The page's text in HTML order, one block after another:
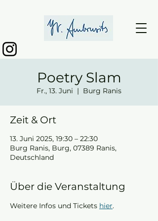
Poetry Slam
Fr., 13. Juni
  |
Burg Ranis
Zeit & Ort
13. Juni 2025, 19:30 – 22:30
Burg Ranis, Burg, 07389 Ranis,
Deutschland
Über die Veranstaltung
Weitere Infos und Tickets hier.